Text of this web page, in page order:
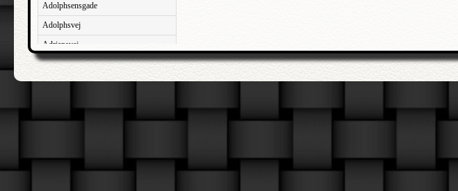
Adolphsensgade
Adolphsvej
Adriansvej
Aftenbakken
Agavevej
Agermosen
Agersøgade